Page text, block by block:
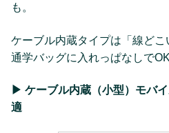
も。
ケーブル内蔵タイプは「線どこ
通学バッグに入れっぱなしでOK
▶︎ ケーブル内蔵（小型） モバ
適